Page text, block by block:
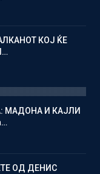
КОЈ ЌЕ
МАДОНА И КАЈЛИ
ОД ДЕНИС